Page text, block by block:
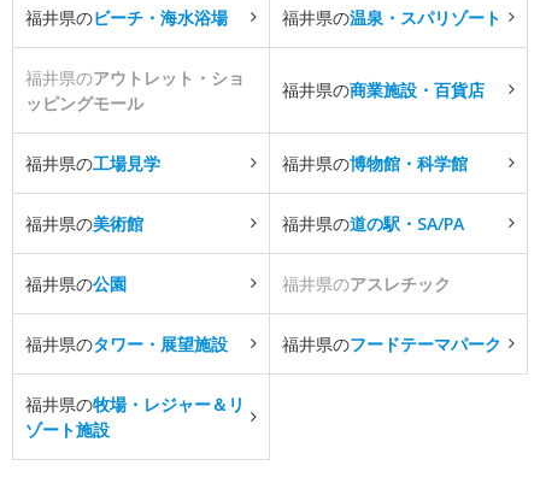
福井県のビーチ・海水浴場 福井県の温泉・スパリゾート
福井県のアウトレット・ショ
ッピングモール
福井県の商業施設・百貨店
福井県の工場見学 福井県の博物館・科学館
福井県の美術館 福井県の道の駅・SA/PA
福井県の公園 福井県のアスレチック
福井県のタワー・展望施設 福井県のフードテーマパーク
福井県の牧場・レジャー＆リ
ゾート施設